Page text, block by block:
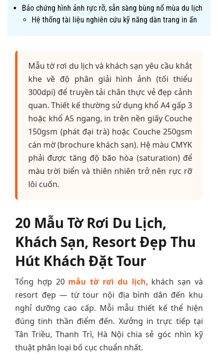
Bảo chứng hình ảnh rực rỡ, sẵn sàng bùng nổ mùa du lịch
Hệ thống tài liệu nghiên cứu kỹ năng dàn trang in ấn
Mẫu tờ rơi du lịch và khách sạn yêu cầu khắt
khe về độ phân giải hình ảnh (tối thiểu
300dpi) để truyền tải chân thực vẻ đẹp cảnh
quan. Thiết kế thường sử dụng khổ A4 gấp 3
hoặc khổ A5 ngang, in trên nền giấy Couche
150gsm (phát đại trà) hoặc Couche 250gsm
cán mờ (brochure khách sạn). Hệ màu CMYK
phải được tăng độ bão hòa (saturation) để
màu trời biển và thiên nhiên trở nên rực rỡ
lôi cuốn.
20 Mẫu Tờ Rơi Du Lịch,
Khách Sạn, Resort Đẹp Thu
Hút Khách Đặt Tour
Tổng hợp 20 mẫu tờ rơi du lịch, khách sạn và
resort đẹp — từ tour nội địa bình dân đến khu
nghỉ dưỡng cao cấp. Mỗi mẫu thiết kế thể hiện
đúng tinh thần điểm đến. Xưởng in trực tiếp tại
Tân Triều, Thanh Trì, Hà Nội chia sẻ góc nhìn kỹ
thuật phân loại bố cục chuẩn nhất.